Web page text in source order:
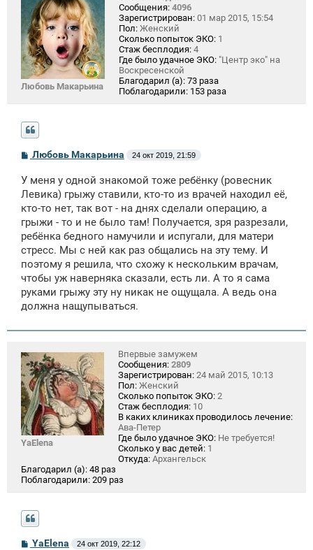
Любовь Макарьина
Сообщения: 4096
Зарегистрирован: 01 мар 2015, 15:54
Пол: Женский
Сколько попыток ЭКО: 1
Стаж бесплодия: 4
Где было удачное ЭКО: "Центр эко" на
Воскресенской
Благодарил (а): 73 раза
Поблагодарили: 153 раза
С
о
б
щ
н
и
Любовь Макарьина 24 окт 2019, 21:59
У меня у одной знакомой тоже ребёнку (ровесник
Левика) грыжу ставили, кто-то из врачей находил её,
кто-то нет, так вот - на днях сделали операцию, а
грыжи - то и не было там! Получается, зря разрезали,
ребёнка бедного намучили и испугали, для матери
стресс. Мы с ней как раз общались на эту тему. И
поэтому я решила, что схожу к нескольким врачам,
чтобы уж наверняка сказали, есть ли. А то я сама
руками грыжу эту ну никак не ощущала. А ведь она
должна нащупываться.
YaElena
Впервые замужем
Сообщения: 2809
Зарегистрирован: 24 май 2015, 10:13
Пол: Женский
Сколько попыток ЭКО: 2
Стаж бесплодия: 10
В каких клиниках проводилось лечение:
Ава-Петер
Где было удачное ЭКО: Не требуется!
Сколько у вас детей: 1
Откуда: Архангельск
Благодарил (а): 48 раз
Поблагодарили: 209 раз
СYaElena 24 окт 2019, 22:12